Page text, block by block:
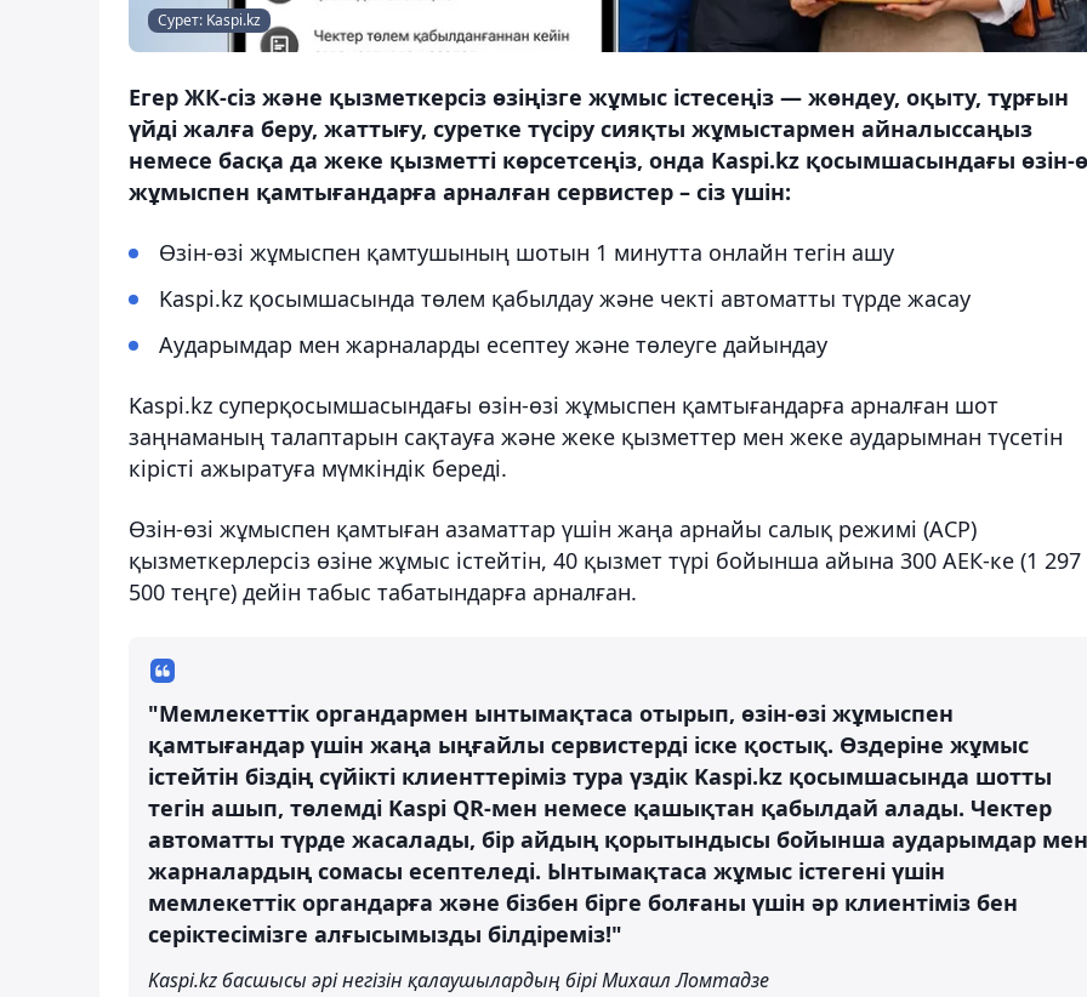
Сурет: Kaspi.kz
Егер ЖК-сіз және қызметкерсіз өзіңізге жұмыс істесеңіз — жөндеу, оқыту, тұрғын
үйді жалға беру, жаттығу, суретке түсіру сияқты жұмыстармен айналыссаңыз
немесе басқа да жеке қызметті көрсетсеңіз, онда Kaspi.kz қосымшасындағы өзін-
жұмыспен қамтығандарға арналған сервистер – сіз үшін:
Өзін-өзі жұмыспен қамтушының шотын 1 минутта онлайн тегін ашу
Kaspi.kz қосымшасында төлем қабылдау және чекті автоматты түрде жасау
Аударымдар мен жарналарды есептеу және төлеуге дайындау
Kaspi.kz суперқосымшасындағы өзін-өзі жұмыспен қамтығандарға арналған шот
заңнаманың талаптарын сақтауға және жеке қызметтер мен жеке аударымнан түсетін
кірісті ажыратуға мүмкіндік береді.
Өзін-өзі жұмыспен қамтыған азаматтар үшін жаңа арнайы салық режимі (АСР)
қызметкерлерсіз өзіне жұмыс істейтін, 40 қызмет түрі бойынша айына 300 АЕК-ке (1 297
500 теңге) дейін табыс табатындарға арналған.
"Мемлекеттік органдармен ынтымақтаса отырып, өзін-өзі жұмыспен
қамтығандар үшін жаңа ыңғайлы сервистерді іске қостық. Өздеріне жұмыс
істейтін біздің сүйікті клиенттеріміз тура үздік Kaspi.kz қосымшасында шотты
тегін ашып, төлемді Kaspi QR-мен немесе қашықтан қабылдай алады. Чектер
автоматты түрде жасалады, бір айдың қорытындысы бойынша аударымдар мен
жарналардың сомасы есептеледі. Ынтымақтаса жұмыс істегені үшін
мемлекеттік органдарға және бізбен бірге болғаны үшін әр клиентіміз бен
серіктесімізге алғысымызды білдіреміз!"
Kaspi.kz басшысы әрі негізін қалаушылардың бірі Михаил Ломтадзе